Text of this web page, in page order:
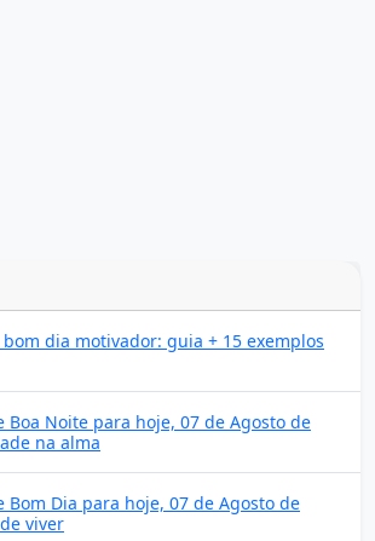
dia motivador: guia + 15 exemplos
Boa Noite para hoje, 07 de Agosto de
na alma
Bom Dia para hoje, 07 de Agosto de
viver